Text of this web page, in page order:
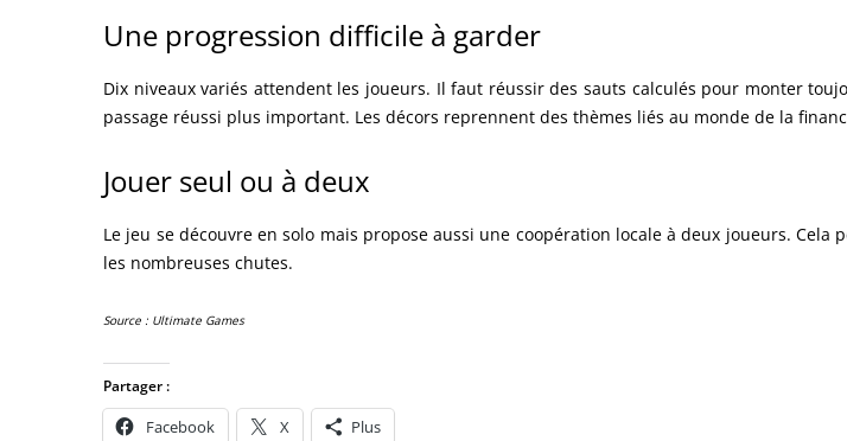
Une progression difficile à garder
Dix niveaux variés attendent les joueurs. Il faut réussir des sauts calculés pour monter
passage réussi plus important. Les décors reprennent des thèmes liés au monde de la
Jouer seul ou à deux
Le jeu se découvre en solo mais propose aussi une coopération locale à deux joueurs.
les nombreuses chutes.
Source : Ultimate Games
Partager :
Facebook X Plus